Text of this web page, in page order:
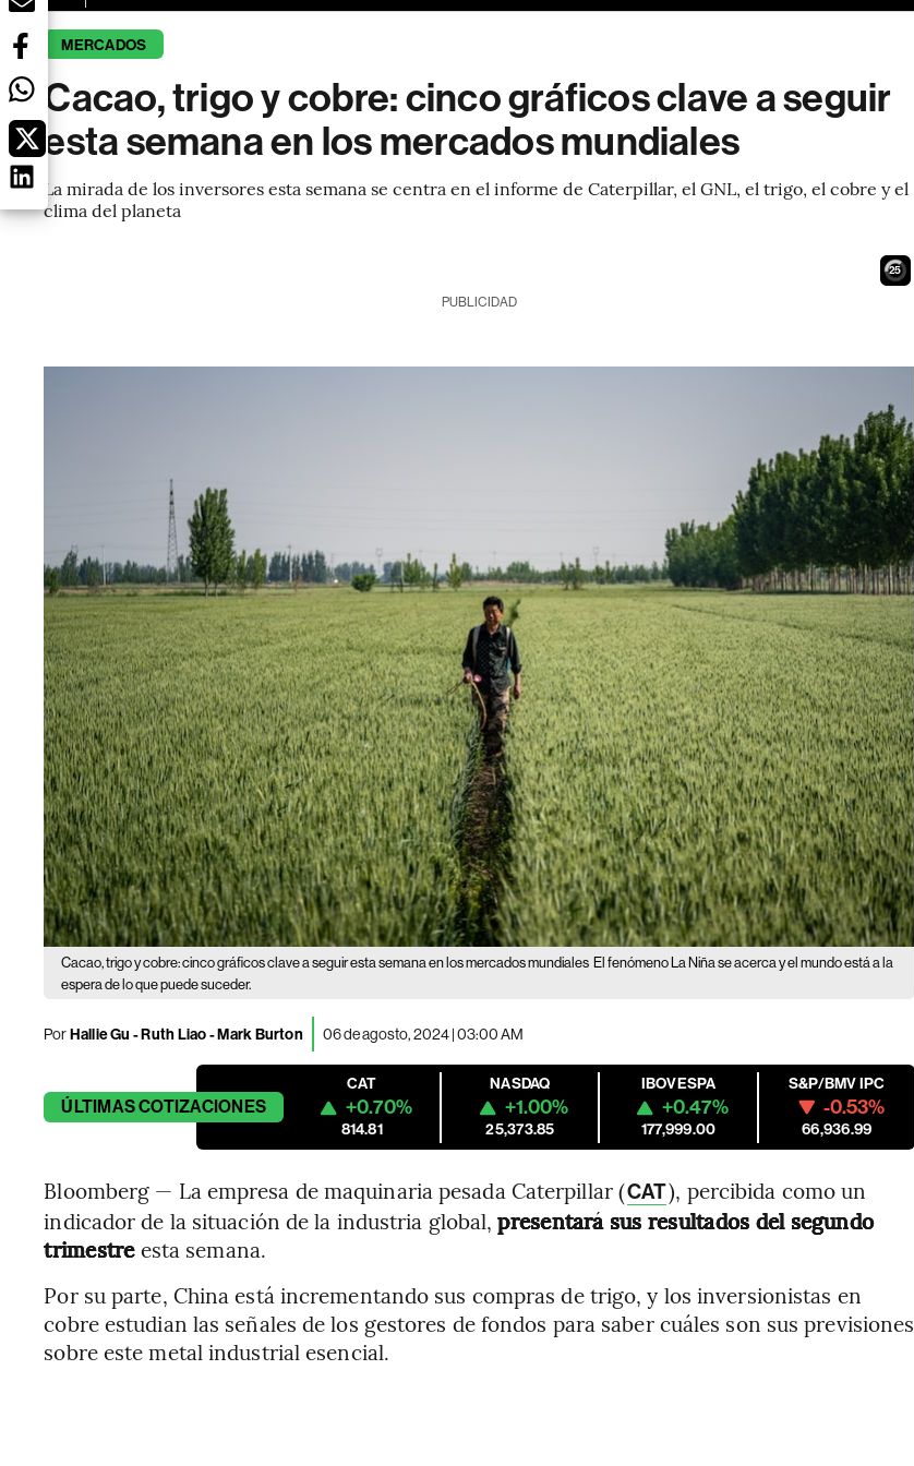
MERCADOS
Cacao, trigo y cobre: cinco gráficos clave a seguir
esta semana en los mercados mundiales
La mirada de los inversores esta semana se centra en el informe de Caterpillar, el GNL, el trigo, el cobre y el
clima del planeta
24
PUBLICIDAD
Cacao, trigo y cobre: cinco gráficos clave a seguir esta semana en los mercados mundiales El fenómeno La Niña se acerca y el mundo está a la
espera de lo que puede suceder.
PorHallie Gu - Ruth Liao - Mark Burton 06 de agosto, 2024 | 03:00 AM
ÚLTIMASCOTIZACIONES
CAT
+0.70%
814.81
NASDAQ
+1.00%
25,373.85
IBOVESPA
+0.47%
177,999.00
S&P/BMV IPC
-0.53%
66,936.99
Bloomberg — La empresa de maquinaria pesada Caterpillar (CAT), percibida como un
indicador de la situación de la industria global,presentará sus resultados del segundo
trimestreesta semana.
Por su parte, China está incrementando sus compras de trigo, y los inversionistas en
cobre estudian las señales de los gestores de fondos para saber cuáles son sus previsiones
sobre este metal industrial esencial.